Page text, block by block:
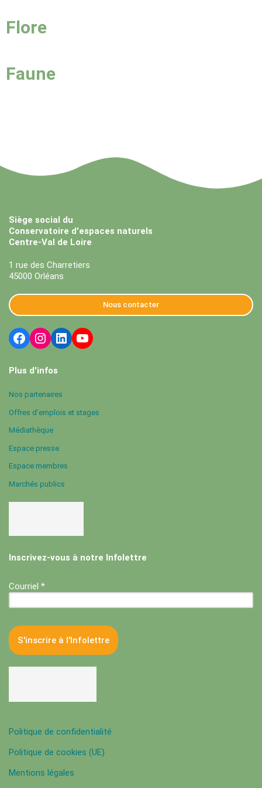
Flore
Faune
Siège social du
Conservatoire d'espaces naturels
Centre-Val de Loire
1 rue des Charretiers
45000 Orléans
Nous contacter
Plus d'infos
Nos partenaires
Offres d’emplois et stages
Médiathèque
Espace presse
Espace membres
Marchés publics
Inscrivez-vous à notre Infolettre
Courriel *
Politique de confidentialité
Politique de cookies (UE)
Mentions légales